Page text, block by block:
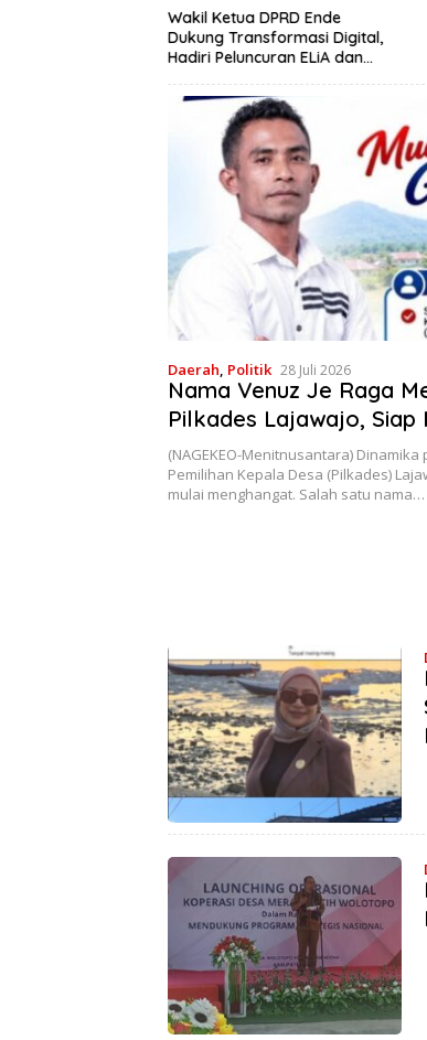
Wakil Ketua DPRD Ende
Dukung Transformasi Digital,
Hadiri Peluncuran ELiA dan
Daerah, Politik 28 Juli 2026
Nama Venuz Je Raga
Pilkades Lajawajo, Siap
Dipercaya
(NAGEKEO-Menitnusantara)
Pemilihan Kepala Desa (Pilkades)
mulai menghangat. Salah satu nama…